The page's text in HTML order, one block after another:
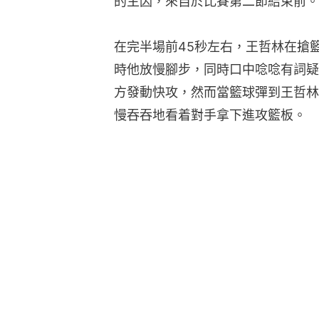
在完半場前45秒左右，王哲林在搶
時他放慢腳步，同時口中唸唸有詞
方發動快攻，然而當籃球彈到王哲
慢吞吞地看着對手拿下進攻籃板。